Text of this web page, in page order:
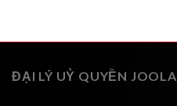
ĐẠI LÝ UỶ QUYỀN JOOLA